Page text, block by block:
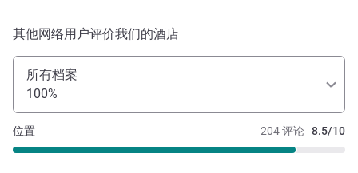
其他网络用户评价我们的酒店
所有档案
100%
204 评论 8.5/10
位置